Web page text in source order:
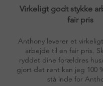
Virkeligt godt stykke
fair pris
Anthony leverer et
arbejde til en fair pris.
ryddet dine forældres
gjort det rent kan jeg 100
stå inde for